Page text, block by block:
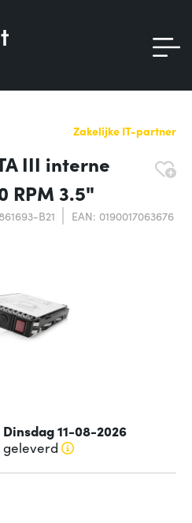
Zakelijke IT-partner
III interne
RPM 3.5"
B21 EAN: 0190017063676
Dinsdag 11-08-2026
geleverd